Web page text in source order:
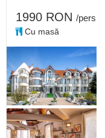
1990 RON /pers
Cu masă